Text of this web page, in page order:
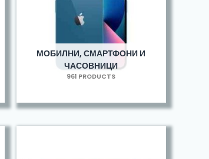
МОБИЛНИ, СМАРТФОНИ И
ЧАСОВНИЦИ
961 PRODUCTS